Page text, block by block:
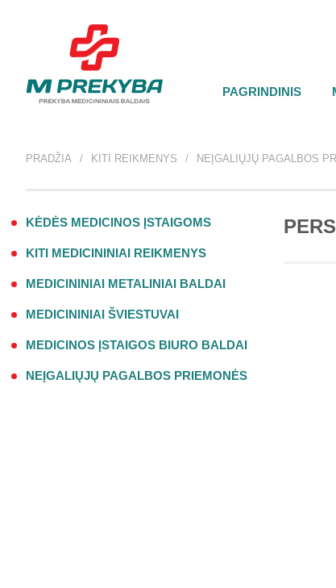
PAGRINDINIS
PRADŽIA KITI REIKMENYS NEĮGALIŲJŲ PAGALBOS
KĖDĖS MEDICINOS ĮSTAIGOMS
KITI MEDICININIAI REIKMENYS
MEDICININIAI METALINIAI BALDAI
MEDICININIAI ŠVIESTUVAI
MEDICINOS ĮSTAIGOS BIURO BALDAI
NEĮGALIŲJŲ PAGALBOS PRIEMONĖS